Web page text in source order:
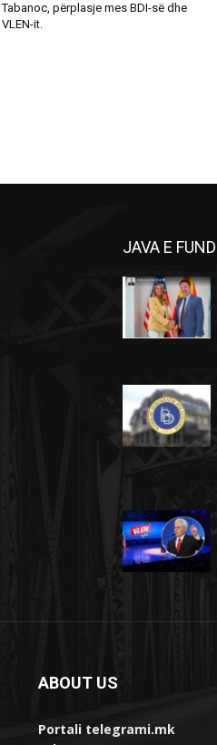
Tabanoc, përplasje mes BDI-së dhe
VLEN-it.
JAVA E
ABOUT US
Portali telegrami.mk